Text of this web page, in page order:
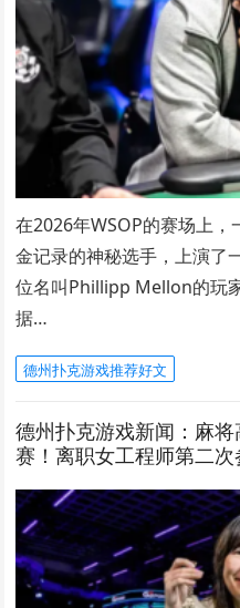
在2026年WSOP的赛场上
金记录的神秘选手，上演了
位名叫Phillipp Mellon的玩
据…
德州扑克游戏推荐好文
德州扑克游戏新闻：麻
赛！离职女工程师第二